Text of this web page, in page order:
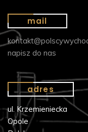
mail
napisz do nas
adres
ul. Krzemieniecka
Opole